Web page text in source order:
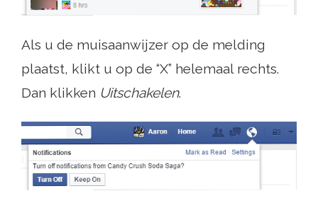
Als u de muisaanwijzer op de melding
plaatst, klikt u op de “X” helemaal rechts.
Dan klikken Uitschakelen.